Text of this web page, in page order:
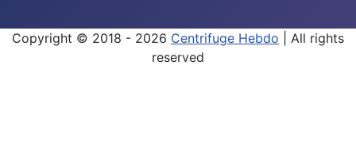
Copyright © 2018 - 2026 Centrifuge Hebdo | All rights
reserved